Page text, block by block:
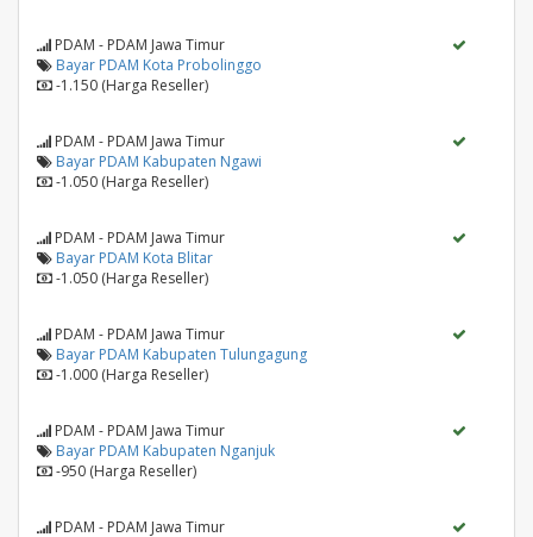
PDAM - PDAM Jawa Timur
Bayar PDAM Kota Probolinggo
-1.150 (Harga Reseller)
PDAM - PDAM Jawa Timur
Bayar PDAM Kabupaten Ngawi
-1.050 (Harga Reseller)
PDAM - PDAM Jawa Timur
Bayar PDAM Kota Blitar
-1.050 (Harga Reseller)
PDAM - PDAM Jawa Timur
Bayar PDAM Kabupaten Tulungagung
-1.000 (Harga Reseller)
PDAM - PDAM Jawa Timur
Bayar PDAM Kabupaten Nganjuk
-950 (Harga Reseller)
PDAM - PDAM Jawa Timur